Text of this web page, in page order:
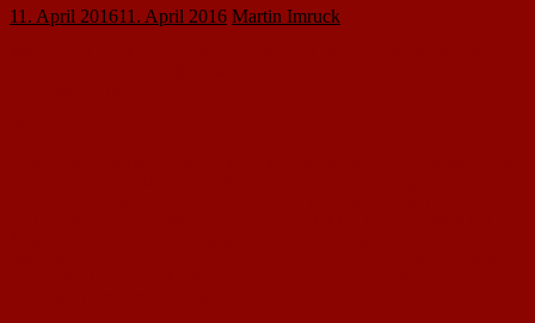
11. April 201611. April 2016 Martin Imruck